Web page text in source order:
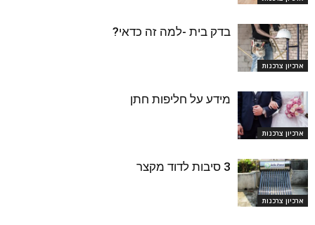
ארכיון צרכנות
בדק בית -למה זה כדאי?
ארכיון צרכנות
מידע על חליפות חתן
ארכיון צרכנות
3 סיבות לדוד מקצר